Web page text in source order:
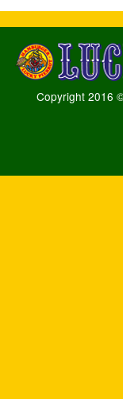
Copyright 2016